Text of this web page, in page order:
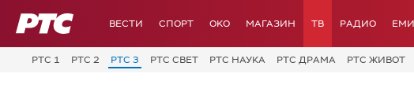
РТС ВЕСТИ СПОРТ OKO МАГАЗИН ТВ РАДИО
РТС 1 РТС 2 РТС 3 РТС СВЕТ РТС НАУКА РТС ДРАМА РТС ЖИВОТ